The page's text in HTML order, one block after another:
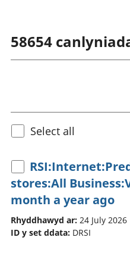
58654
Select all
stores:All
month a year ago
Rhyddhawyd ar: 24 July 2026
ID y set ddata: DRSI